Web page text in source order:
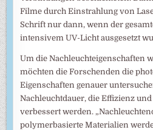
Filme durch Einstrahlung von
Schrift nur dann, wenn der
intensivem UV-Licht ausgesetzt
Um die Nachleuchteigenschaften
möchten die Forschenden die
Eigenschaften genauer
Nachleuchtdauer, die Effizienz
verbessert werden.
polymerbasierte Materialien